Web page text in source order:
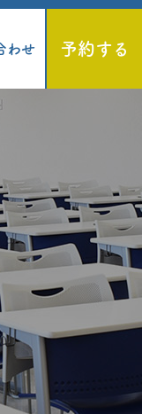
わせ 予約する